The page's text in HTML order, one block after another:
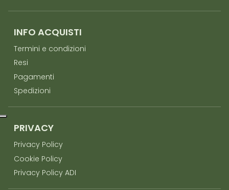
INFO ACQUISTI
Termini e condizioni
Resi
Pagamenti
Spedizioni
PRIVACY
Privacy Policy
Cookie Policy
Privacy Policy ADI